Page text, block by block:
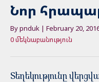
Նոր
By pnduk | February 20,
0 մեկնաբանություն
Տեղեկությունը